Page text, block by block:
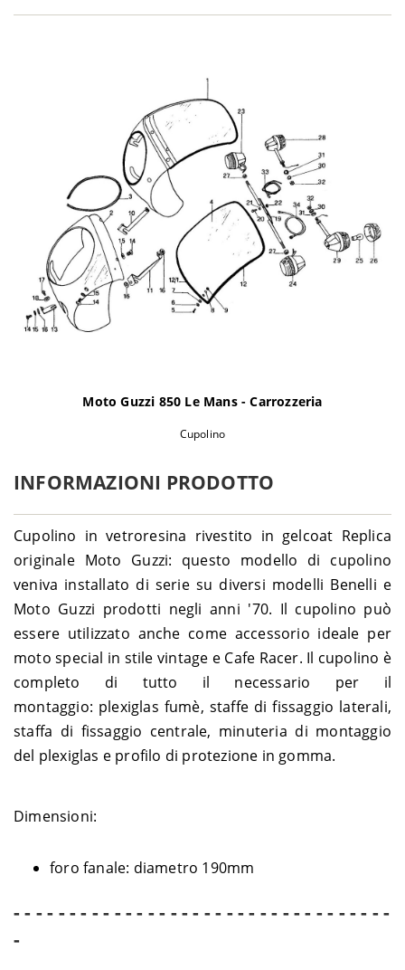
Moto Guzzi
850 T3 - VD
1976-1983
850 T5 P.A. - VR
850 T5 P.A. - VR3641
850 T5 P.A. - VR400
1994-2001
V 7 750 Sport - VK 1972-1974
Moto Guzzi 850 Le Mans - Carrozzeria
Cupolino
INFORMAZIONI PRODOTTO
Cupolino in vetroresina rivestito in gelcoat Replica
originale Moto Guzzi: questo modello di cupolino
veniva installato di serie su diversi modelli Benelli e
Moto Guzzi prodotti negli anni '70. Il cupolino può
essere utilizzato anche come accessorio ideale per
moto special in stile vintage e Cafe Racer. Il cupolino è
completo di tutto il necessario per il
montaggio: plexiglas fumè, staffe di fissaggio laterali,
staffa di fissaggio centrale, minuteria di montaggio
del plexiglas e profilo di protezione in gomma.
Dimensioni:
foro fanale: diametro 190mm
- - - - - - - - - - - - - - - - - - - - - - - - - - - - - - - - - -
-